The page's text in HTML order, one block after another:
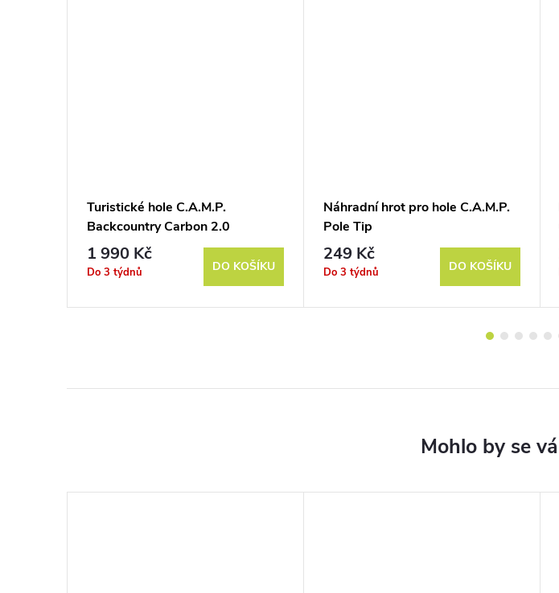
Turistické hole C.A.M.P.
Backcountry Carbon 2.0
1 990 Kč
Do 3 týdnů DO KOŠÍKU
Náhradní hrot pro hole C.A.M.P.
Pole Tip
249 Kč
Do 3 týdnů DO KOŠÍKU